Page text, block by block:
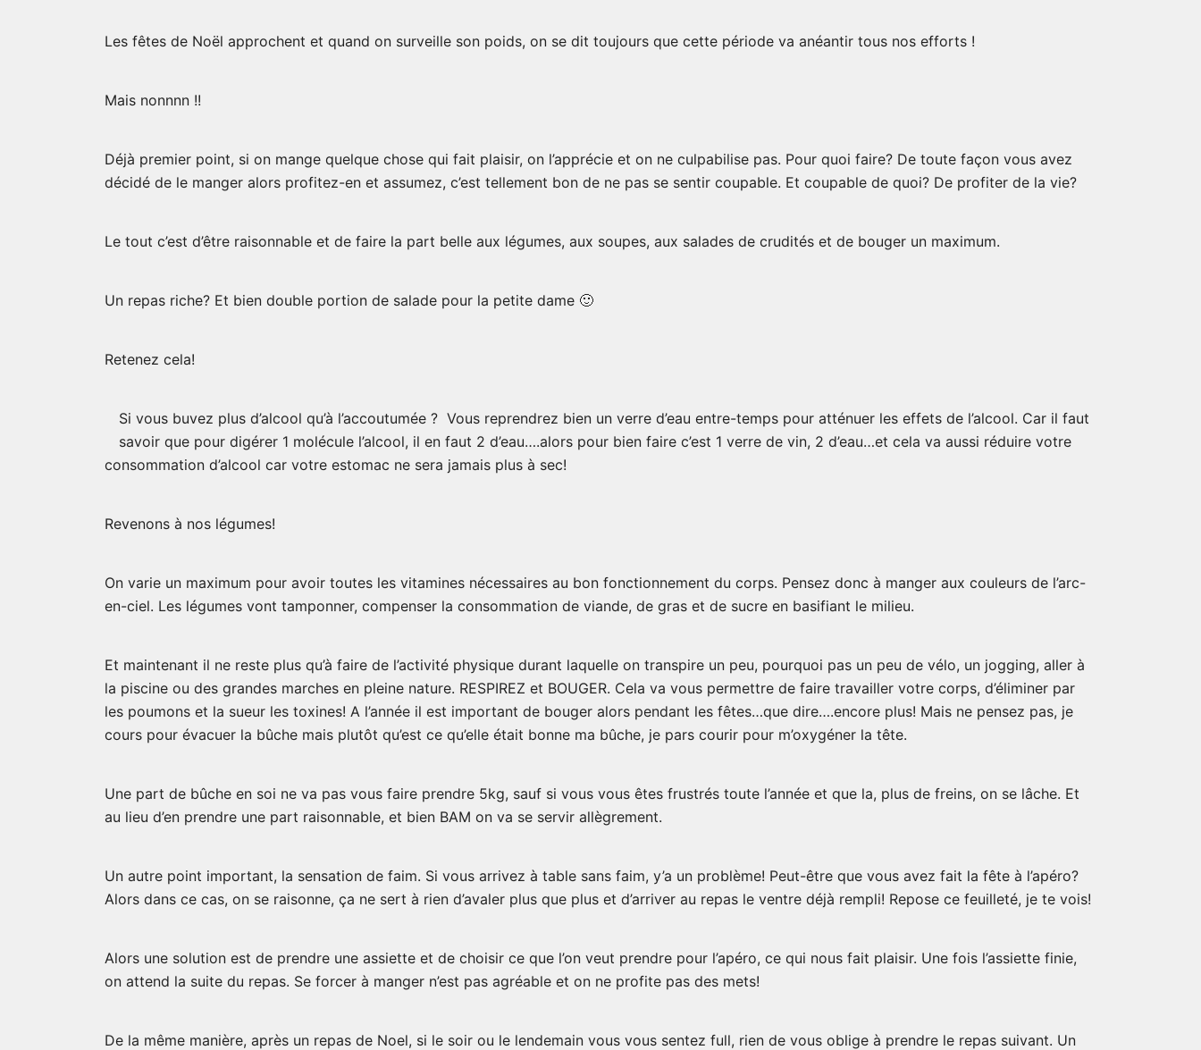
Les fêtes de Noël approchent et quand on surveille son poids, on se dit toujours que cette période va anéantir tous nos efforts !
Mais nonnnn !!
Déjà premier point, si on mange quelque chose qui fait plaisir, on l’apprécie et on ne culpabilise pas. Pour quoi faire? De toute façon vous avez
décidé de le manger alors profitez-en et assumez, c’est tellement bon de ne pas se sentir coupable. Et coupable de quoi? De profiter de la vie?
Le tout c’est d’être raisonnable et de faire la part belle aux légumes, aux soupes, aux salades de crudités et de bouger un maximum.
Un repas riche? Et bien double portion de salade pour la petite dame 🙂
Retenez cela!
Si vous buvez plus d’alcool qu’à l’accoutumée ? Vous reprendrez bien un verre d’eau entre-temps pour atténuer les effets de l’alcool. Car il faut
savoir que pour digérer 1 molécule l’alcool, il en faut 2 d’eau….alors pour bien faire c’est 1 verre de vin, 2 d’eau…et cela va aussi réduire votre
consommation d’alcool car votre estomac ne sera jamais plus à sec!
Revenons à nos légumes!
On varie un maximum pour avoir toutes les vitamines nécessaires au bon fonctionnement du corps. Pensez donc à manger aux couleurs de l’arc-
en-ciel. Les légumes vont tamponner, compenser la consommation de viande, de gras et de sucre en basifiant le milieu.
Et maintenant il ne reste plus qu’à faire de l’activité physique durant laquelle on transpire un peu, pourquoi pas un peu de vélo, un jogging, aller à
la piscine ou des grandes marches en pleine nature. RESPIREZ et BOUGER. Cela va vous permettre de faire travailler votre corps, d’éliminer par
les poumons et la sueur les toxines! A l’année il est important de bouger alors pendant les fêtes…que dire….encore plus! Mais ne pensez pas, je
cours pour évacuer la bûche mais plutôt qu’est ce qu’elle était bonne ma bûche, je pars courir pour m’oxygéner la tête.
Une part de bûche en soi ne va pas vous faire prendre 5kg, sauf si vous vous êtes frustrés toute l’année et que la, plus de freins, on se lâche. Et
au lieu d’en prendre une part raisonnable, et bien BAM on va se servir allègrement.
Un autre point important, la sensation de faim. Si vous arrivez à table sans faim, y’a un problème! Peut-être que vous avez fait la fête à l’apéro?
Alors dans ce cas, on se raisonne, ça ne sert à rien d’avaler plus que plus et d’arriver au repas le ventre déjà rempli! Repose ce feuilleté, je te vois!
Alors une solution est de prendre une assiette et de choisir ce que l’on veut prendre pour l’apéro, ce qui nous fait plaisir. Une fois l’assiette finie,
on attend la suite du repas. Se forcer à manger n’est pas agréable et on ne profite pas des mets!
De la même manière, après un repas de Noel, si le soir ou le lendemain vous vous sentez full, rien de vous oblige à prendre le repas suivant. Un